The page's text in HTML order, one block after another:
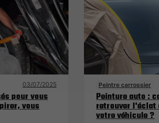
03/07/2025
pour vous
vous
Peintre carrossier
Peinture auto :
retrouver l'éclat
votre véhicule ?